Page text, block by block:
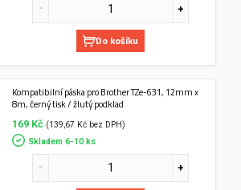
Do košíku
Kompatibilní páska pro Brother TZe-631, 12mm x
8m, černý tisk / žlutý podklad
169 Kč (139,67 Kč bez DPH)
Skladem 6-10 ks